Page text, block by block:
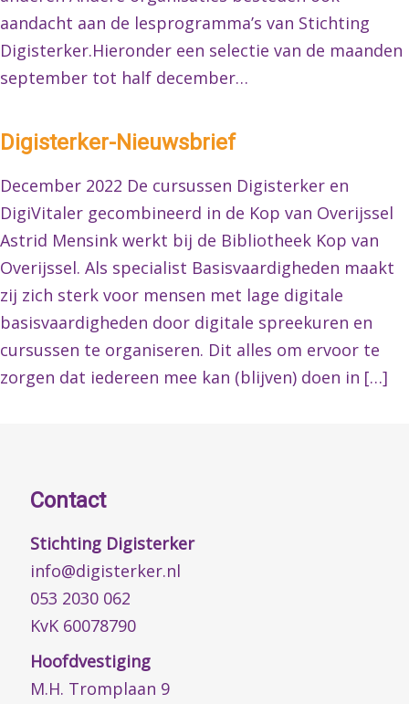
aandacht aan de lesprogramma’s van Stichting
Digisterker.Hieronder een selectie van de maanden
september tot half december…
Digisterker-Nieuwsbrief
December 2022 De cursussen Digisterker en
DigiVitaler gecombineerd in de Kop van Overijssel
Astrid Mensink werkt bij de Bibliotheek Kop van
Overijssel. Als specialist Basisvaardigheden maakt
zij zich sterk voor mensen met lage digitale
basisvaardigheden door digitale spreekuren en
cursussen te organiseren. Dit alles om ervoor te
zorgen dat iedereen mee kan (blijven) doen in […]
Contact
Stichting Digisterker
info@digisterker.nl
053 2030 062
KvK 60078790
Hoofdvestiging
M.H. Tromplaan 9